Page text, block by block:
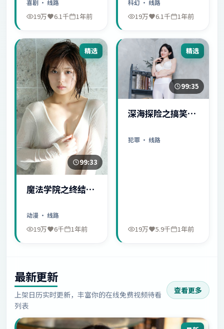
喜剧 · 线路
19万 6.1千 1年前
科幻 · 线路
19万 6.1千 1年前
精选
99:33
魔法学院之终结序
动漫 · 线路
19万 6千 1年前
精选
99:35
深海探险之搞笑日
犯罪 · 线路
19万 5.9千 1年前
最新更新
上架日历实时更新，丰富你的在线免费视频待看
列表
查看更多